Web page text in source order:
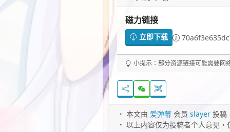
磁力链接
立即下载
小提示：部分资源链接可能需要
本文由 爱弹幕 会员 slayer 投稿
以上内容仅为投稿者个人意见